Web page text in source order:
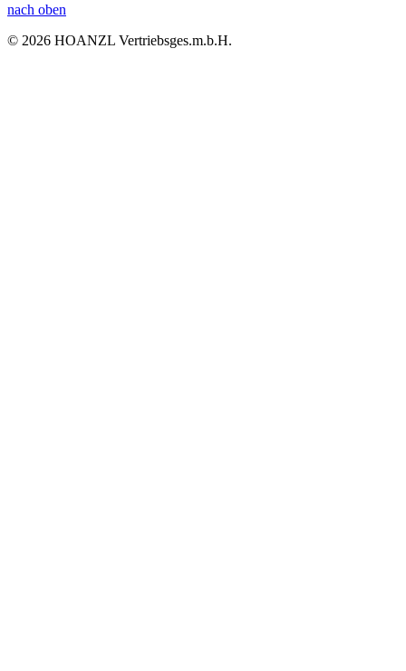
nach oben
© 2026 HOANZL Vertriebsges.m.b.H.